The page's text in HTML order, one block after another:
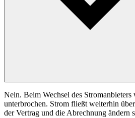
Nein. Beim Wechsel des
unterbrochen. Strom fließt weiterhin
der Vertrag und die Abrechnung ändern